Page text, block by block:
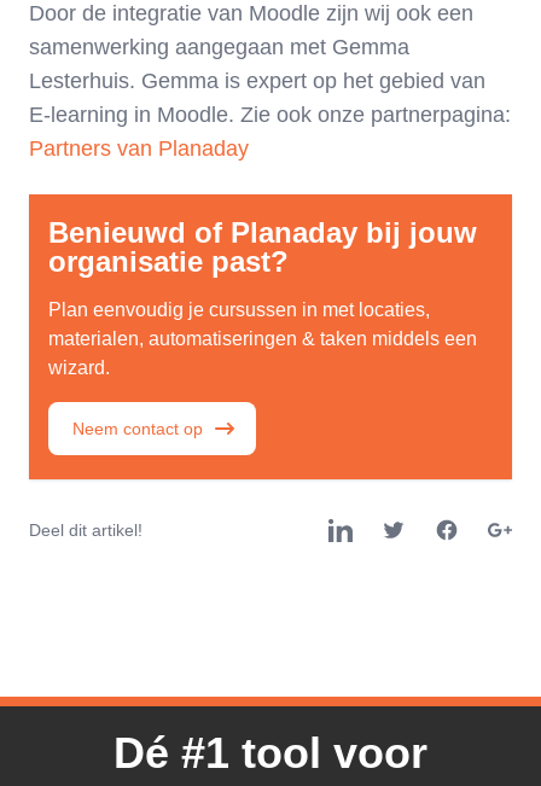
Door de integratie van Moodle zijn wij ook een
samenwerking aangegaan met Gemma
Lesterhuis. Gemma is expert op het gebied van
E-learning in Moodle. Zie ook onze partnerpagina:
Partners van Planaday
Benieuwd of Planaday bij jouw
organisatie past?
Plan eenvoudig je cursussen in met locaties,
materialen, automatiseringen & taken middels een
wizard.
Neem contact op
Deel dit artikel!
Dé #1 tool voor